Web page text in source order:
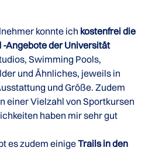
konnte ich kostenfrei die
-Angebote der Universität
Swimming Pools,
und Ähnliches, jeweils in
und Größe. Zudem
einer Vielzahl von Sportkursen
haben mir sehr gut
es zudem einigeTrails in den